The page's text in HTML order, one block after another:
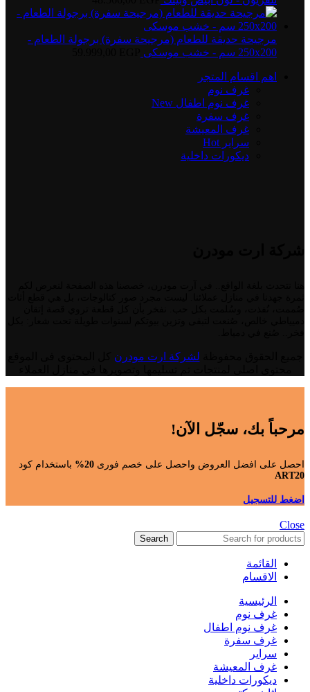
مرجيحة حديقة للطعام (مرجيحة سفرة) برجولة الطعام -
250x200 سم - خشب موسكى
اهم اقسام المتجر
غرف نوم
غرف نوم اطفال New
غرف سفرة
غرف المعيشة
سراير Hot
ديكورات داخلية
لشركة ارت مودرن
مرحباً بك، سجّل الآن!
احصل على افضل العروض واحصل على خصم فورى 20%
باستخدام كود
ART20
اضغط للتسجيل
Close
Search
القائمة
الاقسام
الرئيسية
غرف نوم
غرف نوم اطفال
غرف سفرة
سراير
غرف المعيشة
ديكورات داخلية